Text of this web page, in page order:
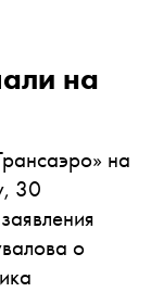
на
на
30
о